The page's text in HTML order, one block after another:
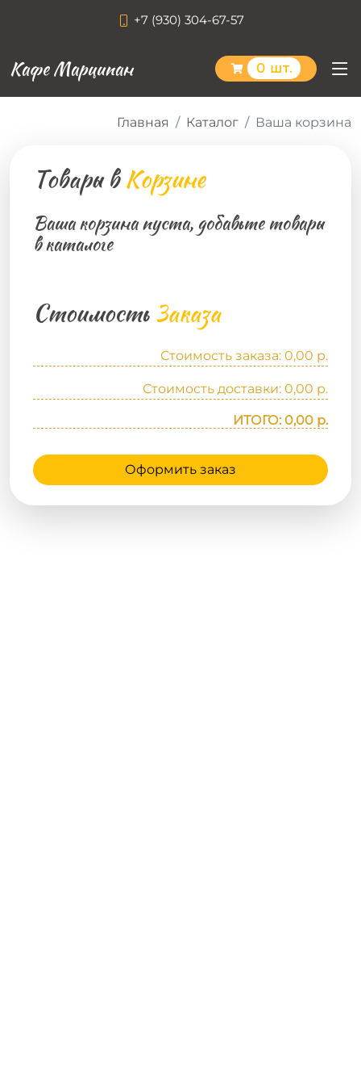
+7 (930) 304-67-57
Кафе Марципан 0 шт.
Главная Каталог Ваша корзина
Товары вКорзине
Ваша корзина пуста, добавьте товары
в каталоге
СтоимостьЗаказа
Стоимость заказа: 0,00 р.
Стоимость доставки: 0,00 р.
ИТОГО: 0,00 р.
Оформить заказ